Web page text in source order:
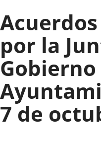
por la
7 de